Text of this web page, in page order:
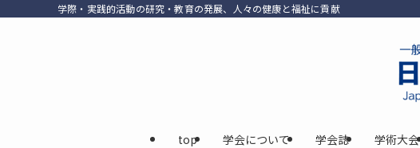
学際・実践的活動の研究・教育の発展、人々の健康と福祉に貢献
top 学会について 学会誌 学術大会